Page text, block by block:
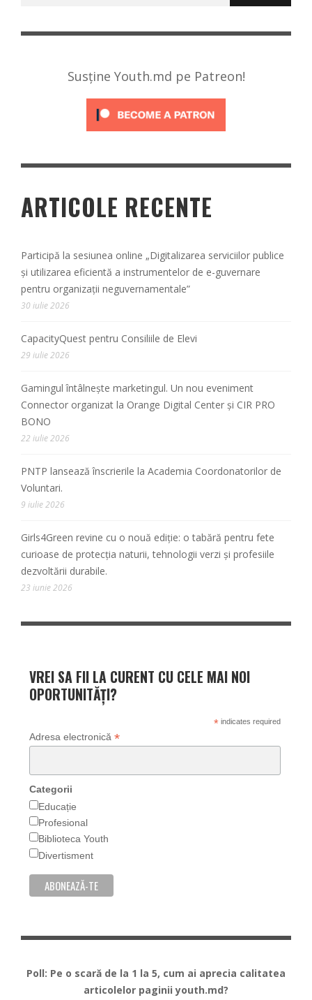
Susține Youth.md pe Patreon!
ARTICOLE RECENTE
Participă la sesiunea online „Digitalizarea serviciilor publice
și utilizarea eficientă a instrumentelor de e-guvernare
pentru organizații neguvernamentale”
30 iulie 2026
CapacityQuest pentru Consiliile de Elevi
29 iulie 2026
Gamingul întâlnește marketingul. Un nou eveniment
Connector organizat la Orange Digital Center și CIR PRO
BONO
22 iulie 2026
PNTP lansează înscrierile la Academia Coordonatorilor de
Voluntari.
9 iulie 2026
Girls4Green revine cu o nouă ediție: o tabără pentru fete
curioase de protecția naturii, tehnologii verzi și profesiile
dezvoltării durabile.
23 iunie 2026
VREI SA FII LA CURENT CU CELE MAI NOI
OPORTUNITĂȚI?
*indicates required
Adresa electronică *
Categorii
Educație
Profesional
Biblioteca Youth
Divertisment
Poll: Pe o scară de la 1 la 5, cum ai aprecia calitatea
articolelor paginii youth.md?